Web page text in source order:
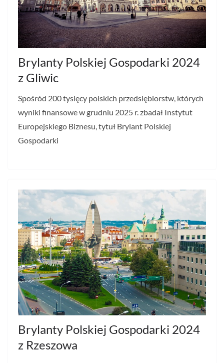
Brylanty Polskiej Gospodarki 2024
z Gliwic
Spośród 200 tysięcy polskich przedsiębiorstw, których
wyniki finansowe w grudniu 2025 r. zbadał Instytut
Europejskiego Biznesu, tytuł Brylant Polskiej
Gospodarki
Brylanty Polskiej Gospodarki 2024
z Rzeszowa